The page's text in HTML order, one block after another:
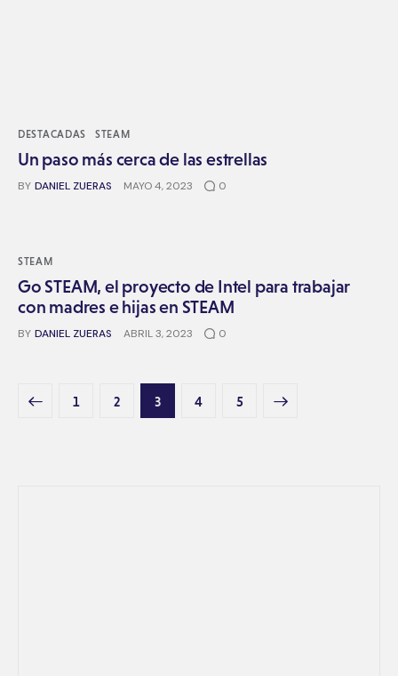
DESTACADAS STEAM
Un paso más cerca de las estrellas
BY DANIEL ZUERAS MAYO 4, 2023 0
STEAM
Go STEAM, el proyecto de Intel para trabajar
con madres e hijas en STEAM
BY DANIEL ZUERAS ABRIL 3, 2023 0
1 2 3 4 5
>